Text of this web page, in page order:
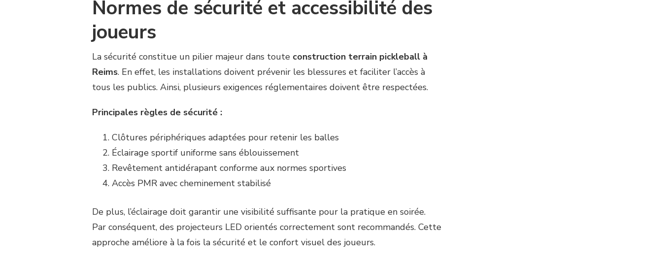
Normes de sécurité et accessibilité des
joueurs
La sécurité constitue un pilier majeur dans toute construction terrain pickleball à
Reims. En effet, les installations doivent prévenir les blessures et faciliter l’accès à
tous les publics. Ainsi, plusieurs exigences réglementaires doivent être respectées.
Principales règles de sécurité :
Clôtures périphériques adaptées pour retenir les balles
Éclairage sportif uniforme sans éblouissement
Revêtement antidérapant conforme aux normes sportives
Accès PMR avec cheminement stabilisé
De plus, l’éclairage doit garantir une visibilité suffisante pour la pratique en soirée.
Par conséquent, des projecteurs LED orientés correctement sont recommandés. Cette
approche améliore à la fois la sécurité et le confort visuel des joueurs.